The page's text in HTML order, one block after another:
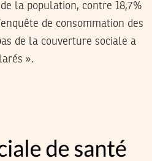
la population, contre 18,7%
de consommation des
de la couverture sociale a
».